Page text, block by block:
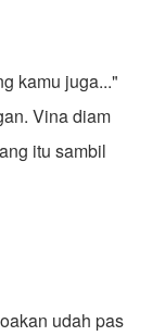
kamu juga..."
Vina diam
itu sambil
udah pas